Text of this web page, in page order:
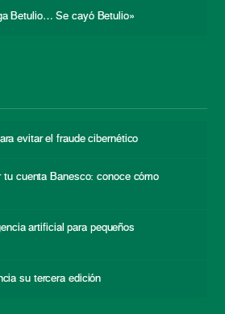
Betulio… Se cayó Betulio»
evitar el fraude cibernético
tu cuenta Banesco: conoce cómo
artificial para pequeños
su tercera edición